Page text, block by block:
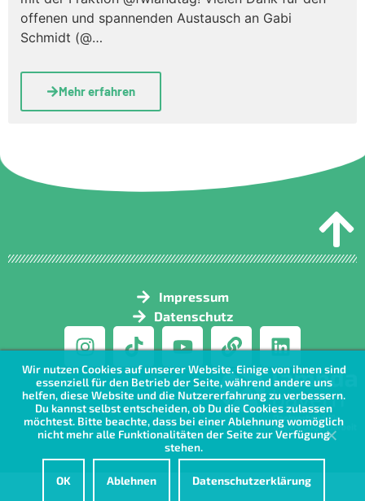
offenen und spannenden Austausch an Gabi
Schmidt (@…
Mehr erfahren
Impressum
Datenschutz
Wir nutzen Cookies auf unserer Website. Einige von ihnen sind
essenziell für den Betrieb der Seite, während andere uns
helfen, diese Website und die Nutzererfahrung zu verbessern.
Du kannst selbst entscheiden, ob Du die Cookies zulassen
möchtest. Bitte beachte, dass bei einer Ablehnung womöglich
nicht mehr alle Funktionalitäten der Seite zur Verfügung
stehen.
OK Ablehnen Datenschutzerklärung